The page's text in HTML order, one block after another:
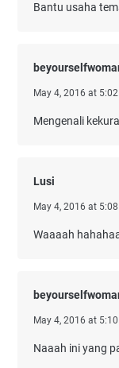
Bantu usaha
May 4, 2016 at 5:02
Mengenali
Lusi
May 4, 2016 at 5:08
Waaaah
May 4, 2016 at 5:10
Naaah ini yang